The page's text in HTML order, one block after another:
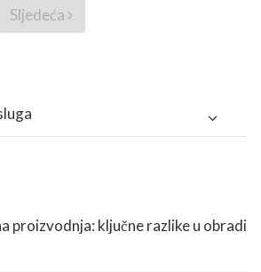
Sljedeća
proizvodnja: ključne razlike u obradi